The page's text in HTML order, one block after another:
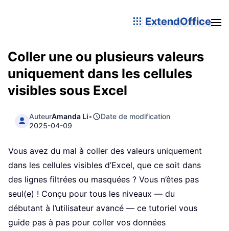
ExtendOffice
Coller une ou plusieurs valeurs
uniquement dans les cellules
visibles sous Excel
AuteurAmanda Li•
Date de modification
2025-04-09
Vous avez du mal à coller des valeurs uniquement
dans les cellules visibles d’Excel, que ce soit dans
des lignes filtrées ou masquées ? Vous n’êtes pas
seul(e) ! Conçu pour tous les niveaux — du
débutant à l’utilisateur avancé — ce tutoriel vous
guide pas à pas pour coller vos données